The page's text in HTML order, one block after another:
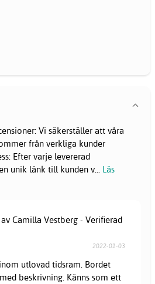
Vi säkerställer att våra
från verkliga kunder
Efter varje levererad
unik länk till kunden v... Läs
Camilla Vestberg - Verifierad
2022-01-03
utlovad tidsram. Bordet
beskrivning. Känns som ett